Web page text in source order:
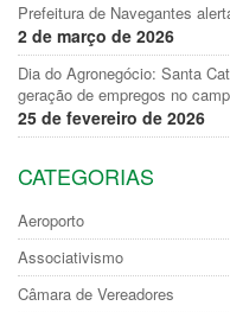
Prefeitura de Navegantes
2 de março de 2026
Dia do Agronegócio: Santa
geração de empregos no
25 de fevereiro de 2026
CATEGORIAS
Aeroporto
Associativismo
Câmara de Vereadores